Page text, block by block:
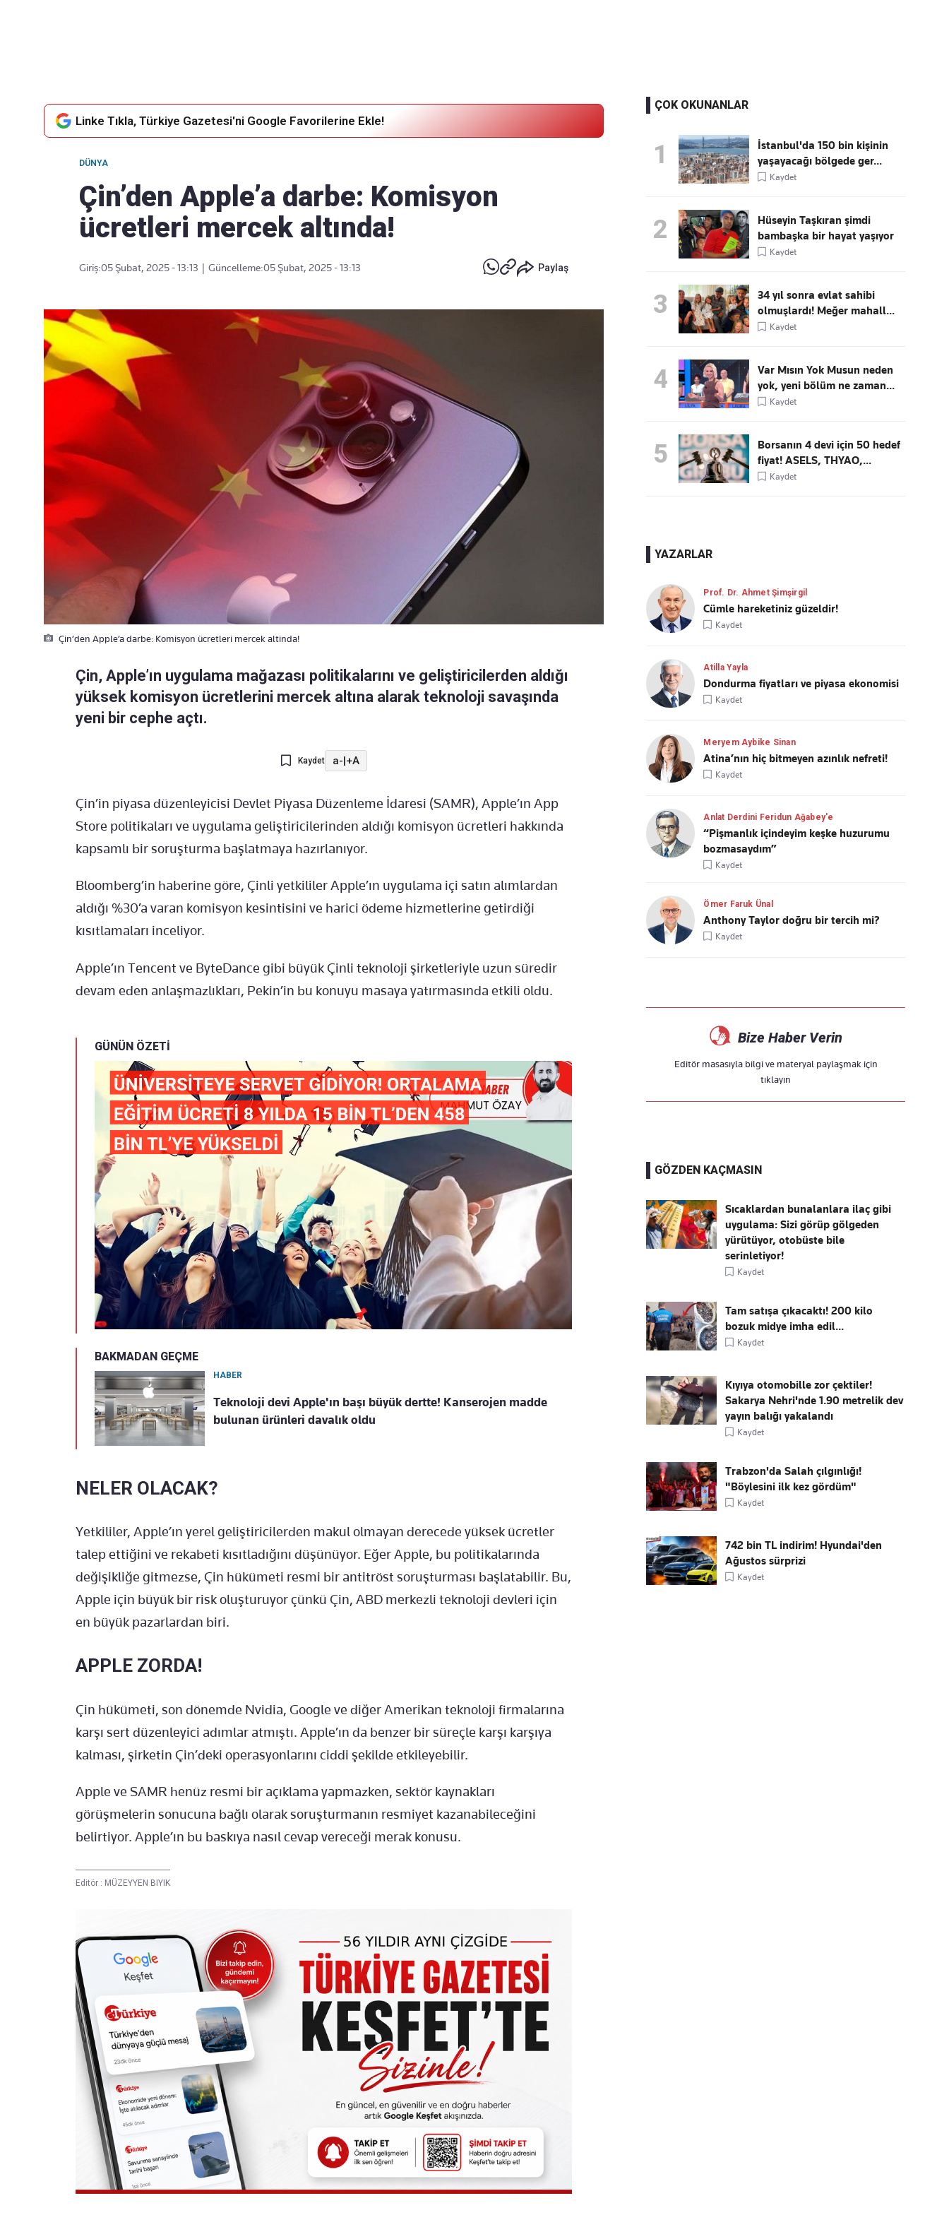
Linke Tıkla, Türkiye Gazetesi'ni Google Favorilerine Ekle!
DÜNYA
Çin’den Apple’a darbe: Komisyon
ücretleri mercek altında!
Giriş:05 Şubat, 2025 - 13:13 Güncelleme:05 Şubat, 2025 - 13:13 Paylaş
Çin’den Apple’a darbe: Komisyon ücretleri mercek altinda!
Çin, Apple’ın uygulama mağazası politikalarını ve geliştiricilerden aldığı
yüksek komisyon ücretlerini mercek altına alarak teknoloji savaşında
yeni bir cephe açtı.
Kaydet a-|+A
Çin’in piyasa düzenleyicisi Devlet Piyasa Düzenleme İdaresi (SAMR), Apple’ın App
Store politikaları ve uygulama geliştiricilerinden aldığı komisyon ücretleri hakkında
kapsamlı bir soruşturma başlatmaya hazırlanıyor.
Bloomberg’in haberine göre, Çinli yetkililer Apple’ın uygulama içi satın alımlardan
aldığı %30’a varan komisyon kesintisini ve harici ödeme hizmetlerine getirdiği
kısıtlamaları inceliyor.
Apple’ın Tencent ve ByteDance gibi büyük Çinli teknoloji şirketleriyle uzun süredir
devam eden anlaşmazlıkları, Pekin’in bu konuyu masaya yatırmasında etkili oldu.
GÜNÜN ÖZETİ
BAKMADAN GEÇME
HABER
Teknoloji devi Apple'ın başı büyük dertte! Kanserojen madde
bulunan ürünleri davalık oldu
NELER OLACAK?
Yetkililer, Apple’ın yerel geliştiricilerden makul olmayan derecede yüksek ücretler
talep ettiğini ve rekabeti kısıtladığını düşünüyor. Eğer Apple, bu politikalarında
değişikliğe gitmezse, Çin hükümeti resmi bir antitröst soruşturması başlatabilir. Bu,
Apple için büyük bir risk oluşturuyor çünkü Çin, ABD merkezli teknoloji devleri için
en büyük pazarlardan biri.
APPLE ZORDA!
Çin hükümeti, son dönemde Nvidia, Google ve diğer Amerikan teknoloji firmalarına
karşı sert düzenleyici adımlar atmıştı. Apple’ın da benzer bir süreçle karşı karşıya
kalması, şirketin Çin’deki operasyonlarını ciddi şekilde etkileyebilir.
Apple ve SAMR henüz resmi bir açıklama yapmazken, sektör kaynakları
görüşmelerin sonucuna bağlı olarak soruşturmanın resmiyet kazanabileceğini
belirtiyor. Apple’ın bu baskıya nasıl cevap vereceği merak konusu.
Editör : MÜZEYYEN BIYIK
ÇOK OKUNANLAR
1
İstanbul'da 150 bin kişinin
yaşayacağı bölgede ger...
Kaydet
2
Hüseyin Taşkıran şimdi
bambaşka bir hayat yaşıyor
Kaydet
3
34 yıl sonra evlat sahibi
olmuşlardı! Meğer mahall...
Kaydet
4
Var Mısın Yok Musun neden
yok, yeni bölüm ne zaman...
Kaydet
5
Borsanın 4 devi için 50 hedef
fiyat! ASELS, THYAO,...
Kaydet
YAZARLAR
Prof. Dr. Ahmet Şimşirgil
Cümle hareketiniz güzeldir!
Kaydet
Atilla Yayla
Dondurma fiyatları ve piyasa ekonomisi
Kaydet
Meryem Aybike Sinan
Atina’nın hiç bitmeyen azınlık nefreti!
Kaydet
Anlat Derdini Feridun Ağabey'e
“Pişmanlık içindeyim keşke huzurumu
bozmasaydım”
Kaydet
Ömer Faruk Ünal
Anthony Taylor doğru bir tercih mi?
Kaydet
Bize Haber Verin
Editör masasıyla bilgi ve materyal paylaşmak için
tıklayın
GÖZDEN KAÇMASIN
Sıcaklardan bunalanlara ilaç gibi
uygulama: Sizi görüp gölgeden
yürütüyor, otobüste bile
serinletiyor!
Kaydet
Tam satışa çıkacaktı! 200 kilo
bozuk midye imha edil...
Kaydet
Kıyıya otomobille zor çektiler!
Sakarya Nehri'nde 1.90 metrelik dev
yayın balığı yakalandı
Kaydet
Trabzon'da Salah çılgınlığı!
"Böylesini ilk kez gördüm"
Kaydet
742 bin TL indirim! Hyundai'den
Ağustos sürprizi
Kaydet